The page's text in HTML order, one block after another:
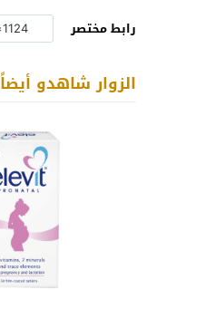
رابط مختصر
الزوار شاهدو أيضاً